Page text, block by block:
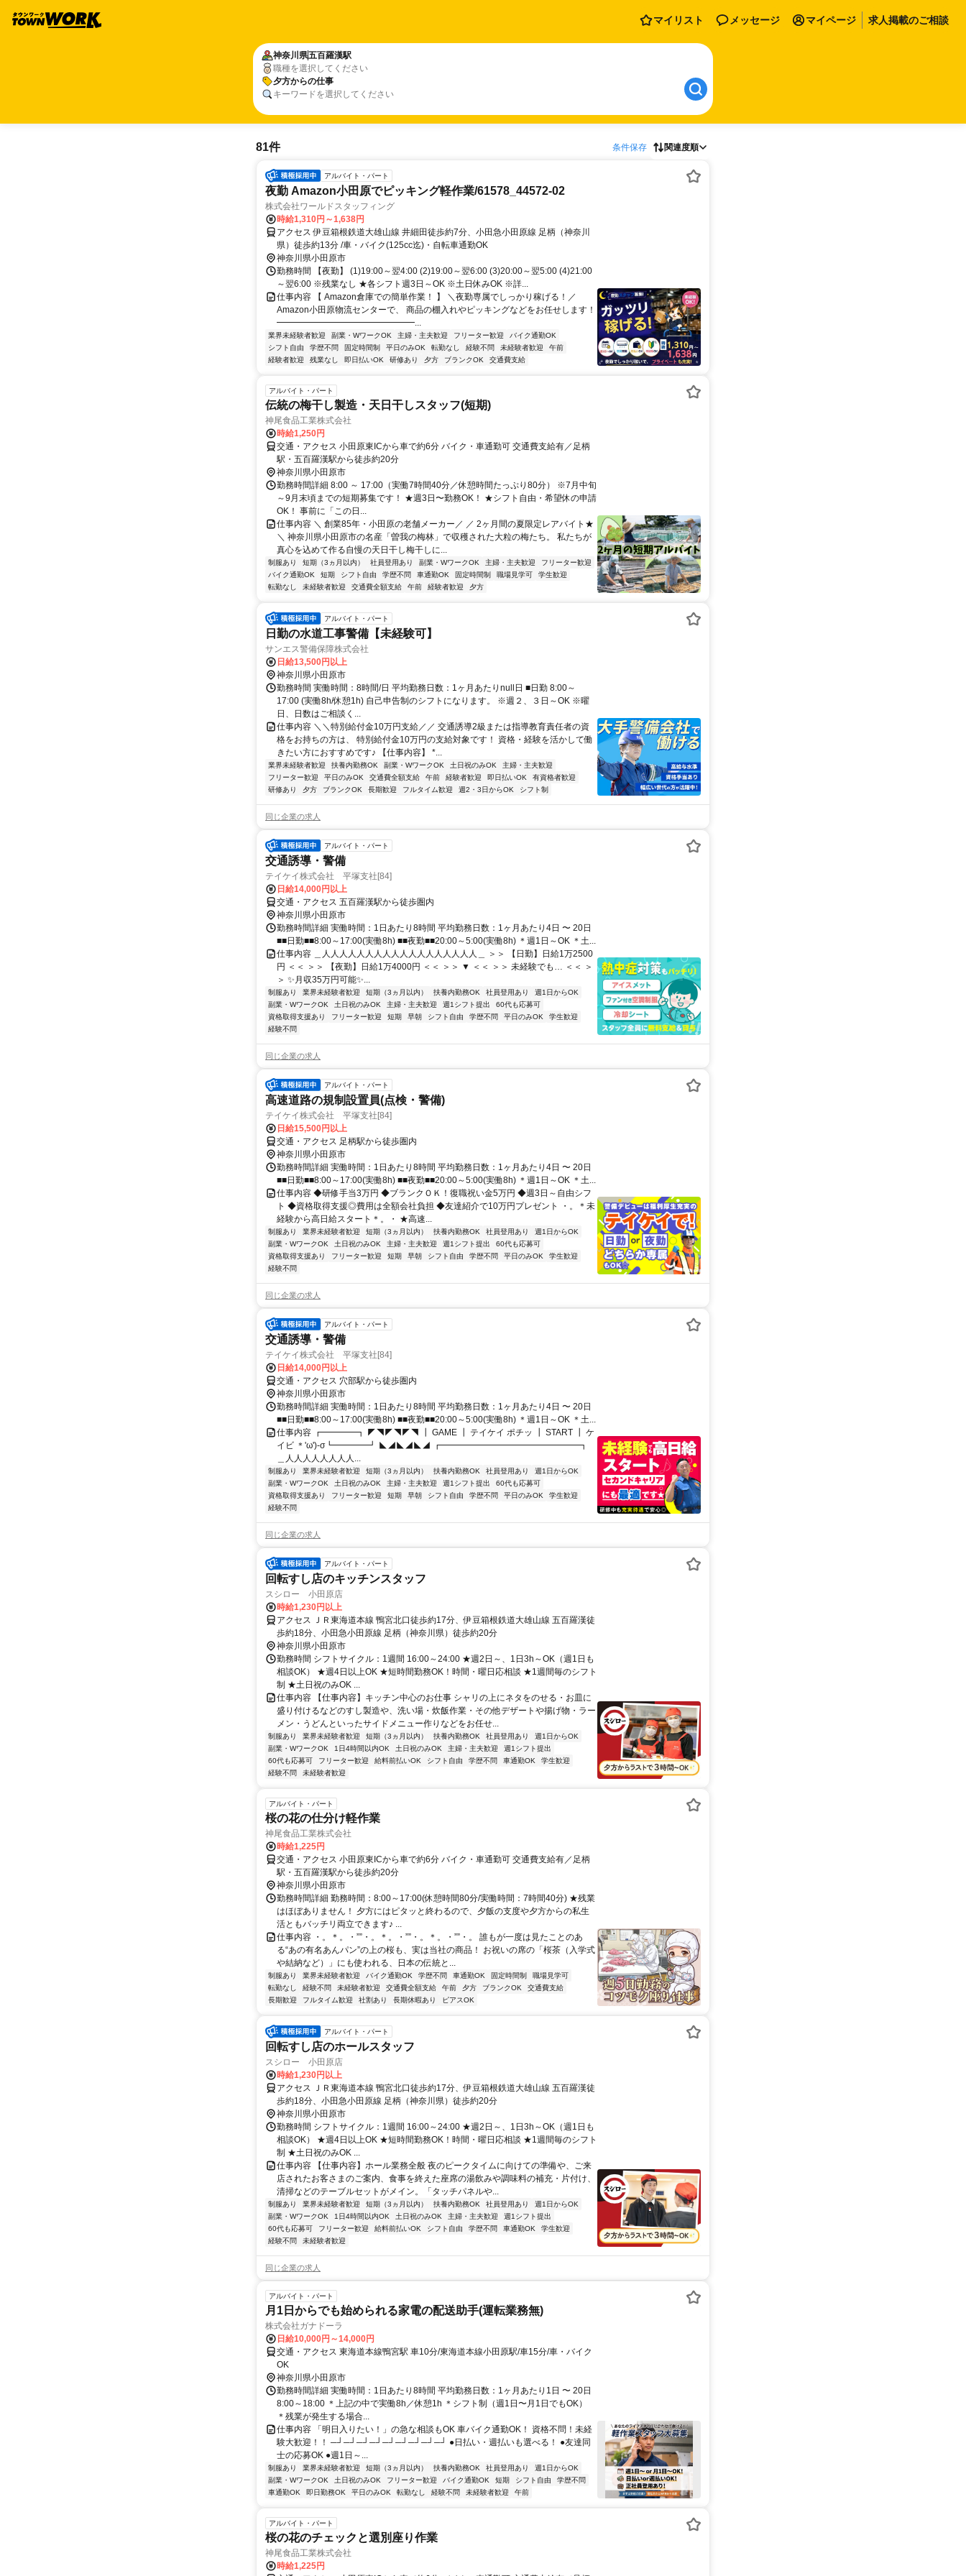
マイリスト メッセージ マイページ 求人掲載のご相談
神奈川県五百羅漢駅
職種を選択してください
夕方からの仕事
キーワードを選択してください
81件 条件保存 関連度順
アルバイト・パート
夜勤 Amazon小田原でピッキング軽作業/61578_44572-02
株式会社ワールドスタッフィング
時給1,310円～1,638円
アクセス 伊豆箱根鉄道大雄山線 井細田徒歩約7分、小田急小田原線 足柄（神奈川
県）徒歩約13分 /車・バイク(125cc迄)・自転車通勤OK
神奈川県小田原市
勤務時間 【夜勤】 (1)19:00～翌4:00 (2)19:00～翌6:00 (3)20:00～翌5:00 (4)21:00
～翌6:00 ※残業なし ★各シフト週3日～OK ※土日休みOK ※詳...
仕事内容 【 Amazon倉庫での簡単作業！ 】 ＼夜勤専属でしっかり稼げる！／
Amazon小田原物流センターで、 商品の棚入れやピッキングなどをお任せします！
━━━━━━━━━━━━━━━━...
業界未経験者歓迎 副業・WワークOK 主婦・主夫歓迎 フリーター歓迎
バイク通勤OK
シフト自由
学歴不問 固定時間制 平日のみOK 転勤なし 経験不問 未経験者歓迎
午前
経験者歓迎
残業なし 即日払いOK 研修あり 夕方 ブランクOK 交通費支給
アルバイト・パート
伝統の梅干し製造・天日干しスタッフ(短期)
神尾食品工業株式会社
時給1,250円
交通・アクセス 小田原東ICから車で約6分 バイク・車通勤可 交通費支給有／足柄
駅・五百羅漢駅から徒歩約20分
神奈川県小田原市
勤務時間詳細 8:00 ～ 17:00（実働7時間40分／休憩時間たっぷり80分） ※7月中旬
～9月末頃までの短期募集です！ ★週3日〜勤務OK！ ★シフト自由・希望休の申請
OK！ 事前に「この日...
仕事内容 ＼ 創業85年・小田原の老舗メーカー／ ／ 2ヶ月間の夏限定レアバイト★
＼ 神奈川県小田原市の名産「曽我の梅林」で収穫された大粒の梅たち。 私たちが
真心を込めて作る自慢の天日干し梅干しに...
制服あり 短期（3ヵ月以内） 社員登用あり 副業・WワークOK 主婦・主夫歓迎
フリーター歓迎
バイク通勤OK
短期 シフト自由 学歴不問 車通勤OK 固定時間制 職場見学可
学生歓迎
転勤なし
未経験者歓迎 交通費全額支給 午前 経験者歓迎 夕方
アルバイト・パート
日勤の水道工事警備【未経験可】
サンエス警備保障株式会社
日給13,500円以上
神奈川県小田原市
勤務時間 実働時間：8時間/日 平均勤務日数：1ヶ月あたりnull日 ■日勤 8:00～
17:00 (実働8h/休憩1h) 自己申告制のシフトになります。 ※週２、３日～OK ※曜
日、日数はご相談く...
仕事内容 ＼＼特別給付金10万円支給／／ 交通誘導2級または指導教育責任者の資
格をお持ちの方は、 特別給付金10万円の支給対象です！ 資格・経験を活かして働
きたい方におすすめです♪ 【仕事内容】 *...
業界未経験者歓迎 扶養内勤務OK 副業・WワークOK 土日祝のみOK
主婦・主夫歓迎
フリーター歓迎
平日のみOK 交通費全額支給 午前 経験者歓迎 即日払いOK
有資格者歓迎
研修あり
夕方 ブランクOK 長期歓迎 フルタイム歓迎 週2・3日からOK シフト制
同じ企業の求人
アルバイト・パート
交通誘導・警備
テイケイ株式会社 平塚支社[84]
日給14,000円以上
交通・アクセス 五百羅漢駅から徒歩圏内
神奈川県小田原市
勤務時間詳細 実働時間：1日あたり8時間 平均勤務日数：1ヶ月あたり4日 〜 20日
■■日勤■■8:00～17:00(実働8h) ■■夜勤■■20:00～5:00(実働8h) ＊週1日～OK ＊土...
仕事内容 ＿人人人人人人人人人人人人人人人人人人＿ ＞＞ 【日勤】日給1万2500
円 ＜＜ ＞＞ 【夜勤】日給1万4000円 ＜＜ ＞＞ ▼ ＜＜ ＞＞ 未経験でも… ＜＜ ＞
＞ ✨月収35万円可能✨...
制服あり 業界未経験者歓迎 短期（3ヵ月以内） 扶養内勤務OK 社員登用あり
週1日からOK
副業・WワークOK
土日祝のみOK 主婦・主夫歓迎 週1シフト提出
60代も応募可
資格取得支援あり
フリーター歓迎 短期 早朝 シフト自由 学歴不問 平日のみOK
学生歓迎
経験不問
同じ企業の求人
アルバイト・パート
高速道路の規制設置員(点検・警備)
テイケイ株式会社 平塚支社[84]
日給15,500円以上
交通・アクセス 足柄駅から徒歩圏内
神奈川県小田原市
勤務時間詳細 実働時間：1日あたり8時間 平均勤務日数：1ヶ月あたり4日 〜 20日
■■日勤■■8:00～17:00(実働8h) ■■夜勤■■20:00～5:00(実働8h) ＊週1日～OK ＊土...
仕事内容 ◆研修手当3万円 ◆ブランクＯＫ！復職祝い金5万円 ◆週3日～自由シフ
ト ◆資格取得支援◎費用は全額会社負担 ◆友達紹介で10万円プレゼント ・。＊未
経験から高日給スタート＊。・ ★高速...
制服あり 業界未経験者歓迎 短期（3ヵ月以内） 扶養内勤務OK 社員登用あり
週1日からOK
副業・WワークOK
土日祝のみOK 主婦・主夫歓迎 週1シフト提出
60代も応募可
資格取得支援あり
フリーター歓迎 短期 早朝 シフト自由 学歴不問 平日のみOK
学生歓迎
経験不問
同じ企業の求人
アルバイト・パート
交通誘導・警備
テイケイ株式会社 平塚支社[84]
日給14,000円以上
交通・アクセス 穴部駅から徒歩圏内
神奈川県小田原市
勤務時間詳細 実働時間：1日あたり8時間 平均勤務日数：1ヶ月あたり4日 〜 20日
■■日勤■■8:00～17:00(実働8h) ■■夜勤■■20:00～5:00(実働8h) ＊週1日～OK ＊土...
仕事内容 ┏━━━━┓ ◤◥◤◥◤◥ ┃ GAME ┃ テイケイ ポチッ ┃ START ┃ ケ
イビ ＊'ω')-σ┗━━━━┛ ◣◢◣◢◣◢ ┏━━━━━━━━━━━━━━━━┓
＿人人人人人人人人...
制服あり 業界未経験者歓迎 短期（3ヵ月以内） 扶養内勤務OK 社員登用あり
週1日からOK
副業・WワークOK
土日祝のみOK 主婦・主夫歓迎 週1シフト提出
60代も応募可
資格取得支援あり
フリーター歓迎 短期 早朝 シフト自由 学歴不問 平日のみOK
学生歓迎
経験不問
同じ企業の求人
アルバイト・パート
回転すし店のキッチンスタッフ
スシロー 小田原店
時給1,230円以上
アクセス ＪＲ東海道本線 鴨宮北口徒歩約17分、伊豆箱根鉄道大雄山線 五百羅漢徒
歩約18分、小田急小田原線 足柄（神奈川県）徒歩約20分
神奈川県小田原市
勤務時間 シフトサイクル：1週間 16:00～24:00 ★週2日～、1日3h～OK（週1日も
相談OK） ★週4日以上OK ★短時間勤務OK！時間・曜日応相談 ★1週間毎のシフト
制 ★土日祝のみOK ...
仕事内容 【仕事内容】キッチン中心のお仕事 シャリの上にネタをのせる・お皿に
盛り付けるなどのすし製造や、洗い場・炊飯作業・その他デザートや揚げ物・ラー
メン・うどんといったサイドメニュー作りなどをお任せ...
制服あり 業界未経験者歓迎 短期（3ヵ月以内） 扶養内勤務OK 社員登用あり
週1日からOK
副業・WワークOK
1日4時間以内OK 土日祝のみOK 主婦・主夫歓迎
週1シフト提出
60代も応募可
フリーター歓迎 給料前払いOK シフト自由 学歴不問 車通勤OK
学生歓迎
経験不問
未経験者歓迎
アルバイト・パート
桜の花の仕分け軽作業
神尾食品工業株式会社
時給1,225円
交通・アクセス 小田原東ICから車で約6分 バイク・車通勤可 交通費支給有／足柄
駅・五百羅漢駅から徒歩約20分
神奈川県小田原市
勤務時間詳細 勤務時間：8:00～17:00(休憩時間80分/実働時間：7時間40分) ★残業
はほぼありません！ 夕方にはピタッと終わるので、夕飯の支度や夕方からの私生
活ともバッチリ両立できます♪ ...
仕事内容 ・。＊。・””・。＊。・””・。＊。・””・。 誰もが一度は見たことのあ
る“あの有名あんパン”の上の桜も、実は当社の商品！ お祝いの席の「桜茶（入学式
や結納など）」にも使われる、日本の伝統と...
制服あり 業界未経験者歓迎 バイク通勤OK 学歴不問 車通勤OK 固定時間制
職場見学可
転勤なし
経験不問 未経験者歓迎 交通費全額支給 午前 夕方 ブランクOK
交通費支給
長期歓迎
フルタイム歓迎 社割あり 長期休暇あり ピアスOK
アルバイト・パート
回転すし店のホールスタッフ
スシロー 小田原店
時給1,230円以上
アクセス ＪＲ東海道本線 鴨宮北口徒歩約17分、伊豆箱根鉄道大雄山線 五百羅漢徒
歩約18分、小田急小田原線 足柄（神奈川県）徒歩約20分
神奈川県小田原市
勤務時間 シフトサイクル：1週間 16:00～24:00 ★週2日～、1日3h～OK（週1日も
相談OK） ★週4日以上OK ★短時間勤務OK！時間・曜日応相談 ★1週間毎のシフト
制 ★土日祝のみOK ...
仕事内容 【仕事内容】ホール業務全般 夜のピークタイムに向けての準備や、ご来
店されたお客さまのご案内、食事を終えた座席の湯飲みや調味料の補充・片付け、
清掃などのテーブルセットがメイン。「タッチパネルや...
制服あり 業界未経験者歓迎 短期（3ヵ月以内） 扶養内勤務OK 社員登用あり
週1日からOK
副業・WワークOK
1日4時間以内OK 土日祝のみOK 主婦・主夫歓迎
週1シフト提出
60代も応募可
フリーター歓迎 給料前払いOK シフト自由 学歴不問 車通勤OK
学生歓迎
経験不問
未経験者歓迎
同じ企業の求人
アルバイト・パート
月1日からでも始められる家電の配送助手(運転業務無)
株式会社ガナドーラ
日給10,000円～14,000円
交通・アクセス 東海道本線鴨宮駅 車10分/東海道本線小田原駅/車15分/車・バイク
OK
神奈川県小田原市
勤務時間詳細 実働時間：1日あたり8時間 平均勤務日数：1ヶ月あたり1日 〜 20日
8:00～18:00 ＊上記の中で実働8h／休憩1h ＊シフト制（週1日〜月1日でもOK）
＊残業が発⽣する場合...
仕事内容 「明日入りたい！」の急な相談もOK 車バイク通勤OK！ 資格不問！未経
験大歓迎！！ ─┘─┘─┘─┘─┘─┘─┘─┘─┘ ●日払い・週払いも選べる！ ●友達同
士の応募OK ●週1日～...
制服あり 業界未経験者歓迎 短期（3ヵ月以内） 扶養内勤務OK 社員登用あり
週1日からOK
副業・WワークOK
土日祝のみOK フリーター歓迎 バイク通勤OK 短期 シフト自由
学歴不問
車通勤OK
即日勤務OK 平日のみOK 転勤なし 経験不問 未経験者歓迎 午前
アルバイト・パート
桜の花のチェックと選別座り作業
神尾食品工業株式会社
時給1,225円